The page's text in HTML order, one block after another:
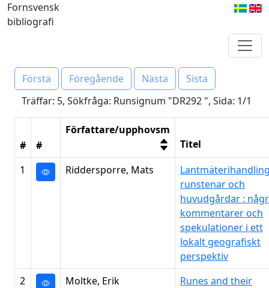
Fornsvensk
bibliografi
Första Föregående Nästa
Sista
Träffar: 5, Sökfråga: Runsignum "DR292 ", Sida: 1/1
# #
Författare/upphovsm
Titel
1
Riddersporre, Mats
runstenar och
huvudgårdar :
kommentarer och
spekulationer i ett
lokalt geografiskt
perspektiv
2
Moltke, Erik
Runes and their